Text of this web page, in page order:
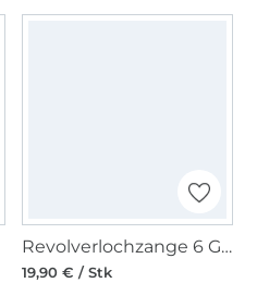
Revolverlochzange 6 Größen
19,90 € / Stk